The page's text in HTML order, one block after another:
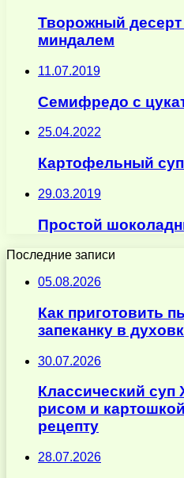
Творожный
миндалем
11.07.2019
Семифредо с
25.04.2022
Картофельный
29.03.2019
Простой
Последние записи
05.08.2026
Как приготовить
запеканку в
30.07.2026
Классический суп
рисом и
рецепту
28.07.2026